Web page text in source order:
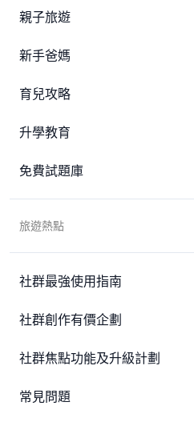
親子旅遊
新手爸媽
育兒攻略
升學教育
免費試題庫
旅遊熱點
社群最強使用指南
社群創作有價企劃
社群焦點功能及升級計劃
常見問題